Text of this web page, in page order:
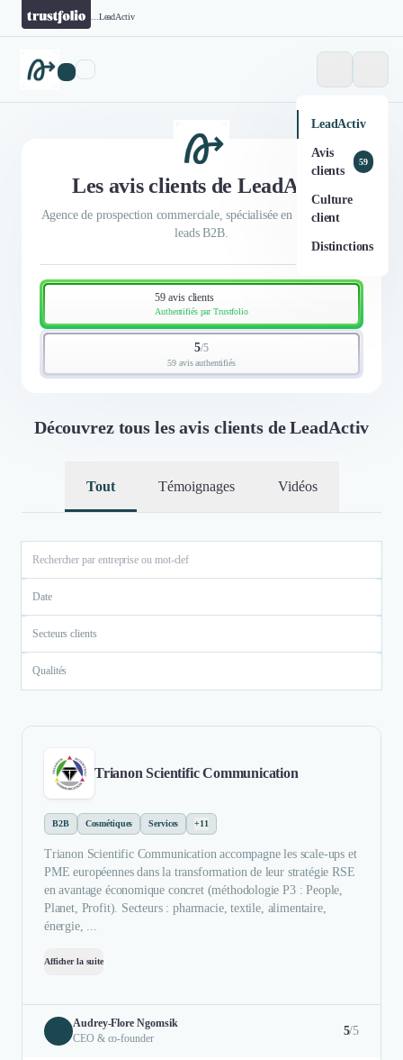
LeadActiv
LeadActiv
Avis
clients
59
Culture
client
Distinctions
Les avis clients de LeadActiv
Agence de prospection commerciale, spécialisée en génération de
leads B2B.
59 avis clients
Authentifiés par Trustfolio
5/5
59 avis authentifiés
Découvrez tous les avis clients de LeadActiv
Tout Témoignages Vidéos
Date
Secteurs clients
Qualités
Trianon Scientific Communication
B2B Cosmétiques Services +11
Trianon Scientific Communication accompagne les scale-ups et
PME européennes dans la transformation de leur stratégie RSE
en avantage économique concret (méthodologie P3 : People,
Planet, Profit). Secteurs : pharmacie, textile, alimentaire,
énergie, ...
Afficher la suite
Audrey-Flore Ngomsik
CEO & co-founder
5/5